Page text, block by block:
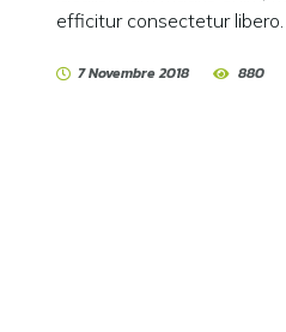
efficitur consectetur
7 Novembre 2018 880